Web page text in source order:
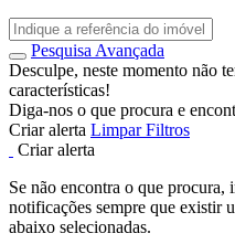
Pesquisa Avançada
Desculpe, neste momento não
características!
Diga-nos o que procura e
Criar alerta Limpar Filtros
Criar alerta
Se não encontra o que procura,
notificações sempre que existir
abaixo selecionadas.